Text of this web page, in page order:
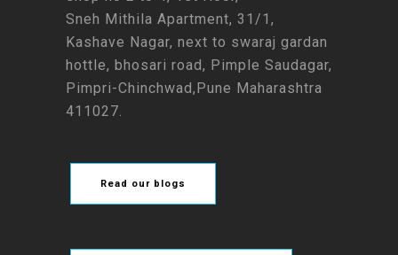
Sneh Mithila Apartment, 31/1,
Kashave Nagar, next to swaraj gardan
hottle, bhosari road, Pimple Saudagar,
Pimpri-Chinchwad,Pune Maharashtra
411027.
Read our blogs